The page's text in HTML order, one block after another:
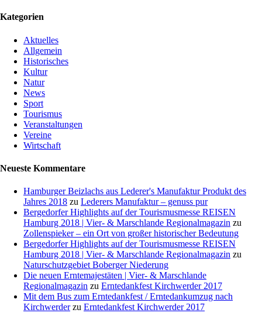
Kategorien
Aktuelles
Allgemein
Historisches
Kultur
Natur
News
Sport
Tourismus
Veranstaltungen
Vereine
Wirtschaft
Neueste Kommentare
Hamburger Beizlachs aus Lederer's Manufaktur Produkt des
Jahres 2018 zu Lederers Manufaktur – genuss pur
Bergedorfer Highlights auf der Tourismusmesse REISEN
Hamburg 2018 | Vier- & Marschlande Regionalmagazin zu
Zollenspieker – ein Ort von großer historischer Bedeutung
Bergedorfer Highlights auf der Tourismusmesse REISEN
Hamburg 2018 | Vier- & Marschlande Regionalmagazin zu
Naturschutzgebiet Boberger Niederung
Die neuen Erntemajestäten | Vier- & Marschlande
Regionalmagazin zu Erntedankfest Kirchwerder 2017
Mit dem Bus zum Erntedankfest / Erntedankumzug nach
Kirchwerderzu Erntedankfest Kirchwerder 2017